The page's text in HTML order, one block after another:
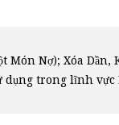
Món Nợ); Xóa Dần,
dụng trong lĩnh vực